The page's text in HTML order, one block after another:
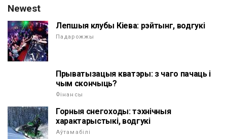
Newest
Лепшыя клубы Кіева: рэйтынг, водгукі
Падарожжы
Прыватызацыя кватэры: з чаго пачаць і
чым скончыць?
Фінансы
Горныя снегоходы: тэхнічныя
характарыстыкі, водгукі
Аўтамабілі